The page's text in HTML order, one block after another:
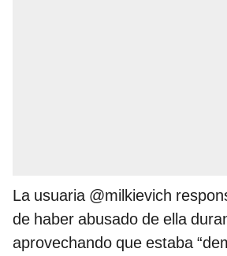
La usuaria @milkievich
de haber abusado de ella
aprovechando que estaba